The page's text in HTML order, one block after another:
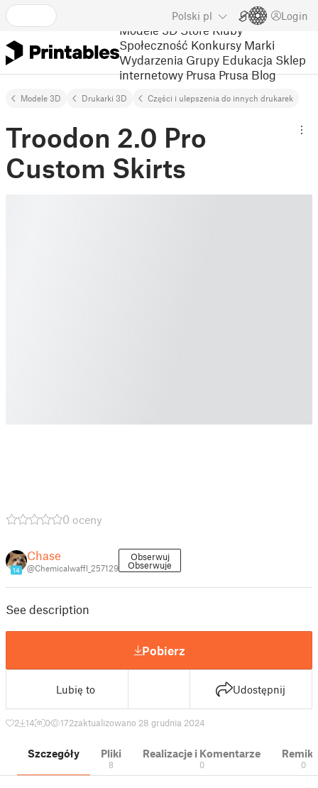
Polski pl Login
Modele 3D Store Kluby
Społeczność Konkursy Marki
Wydarzenia Grupy Edukacja Sklep
internetowy Prusa Prusa Blog
Modele 3D Drukarki 3D Części i ulepszenia do innych drukarek
Troodon 2.0 Pro
Custom Skirts
0 oceny
14
Chase
@Chemicalwaffl_257129
Obserwuj
Obserwuje
See description
Pobierz
Lubię to Udostępnij
2 14 0 172zaktualizowano 28 grudnia 2024
Szczegóły Pliki
8
Realizacje i Komentarze
0 0